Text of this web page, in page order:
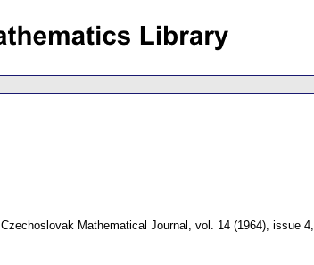
Czechoslovak Mathematical Journal , vol. 14 (1964), issue 4,